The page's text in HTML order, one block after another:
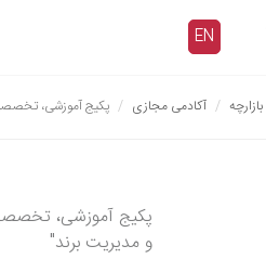
EN
بازارچه آکادمی مجازی پکیج آموزشی، تخصصی
پکیج آموزشی، تخصصی
و مدیریت برند"